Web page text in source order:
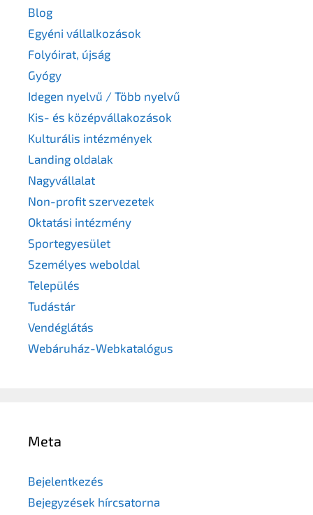
Blog
Egyéni vállalkozások
Folyóirat, újság
Gyógy
Idegen nyelvű / Több nyelvű
Kis- és középvállakozások
Kulturális intézmények
Landing oldalak
Nagyvállalat
Non-profit szervezetek
Oktatási intézmény
Sportegyesület
Személyes weboldal
Település
Tudástár
Vendéglátás
Webáruház-Webkatalógus
Meta
Bejelentkezés
Bejegyzések hírcsatorna